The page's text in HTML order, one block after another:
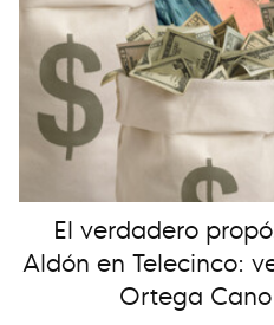
El verdadero
Aldón en Telecinco:
Ortega